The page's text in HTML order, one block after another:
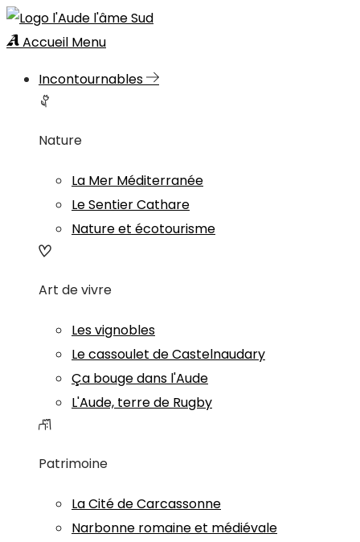
Accueil Menu
Incontournables
Nature
La Mer Méditerranée
Le Sentier Cathare
Nature et écotourisme
Art de vivre
Les vignobles
Le cassoulet de Castelnaudary
Ça bouge dans l'Aude
L'Aude, terre de Rugby
Patrimoine
La Cité de Carcassonne
Narbonne romaine et médiévale